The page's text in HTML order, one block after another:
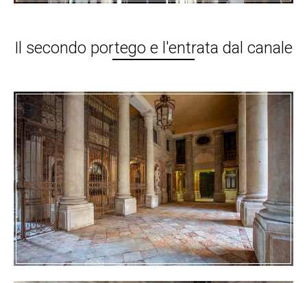
Il secondo portego e l'entrata dal canale